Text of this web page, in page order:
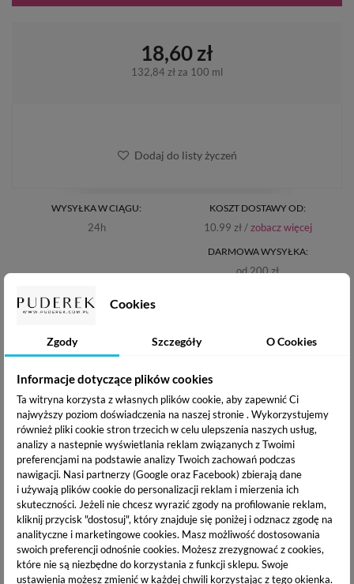
Cookies
Zgody Szczegóły O Cookies
Informacje dotyczące plików cookies
Ta witryna korzysta z własnych plików cookie, aby zapewnić Ci
najwyższy poziom doświadczenia na naszej stronie . Wykorzystujemy
również pliki cookie stron trzecich w celu ulepszenia naszych usług,
analizy a nastepnie wyświetlania reklam związanych z Twoimi
preferencjami na podstawie analizy Twoich zachowań podczas
nawigacji. Nasi partnerzy (Google oraz Facebook) zbierają dane
i używają plików cookie do personalizacji reklam i mierzenia ich
skuteczności. Jeżeli nie chcesz wyrazić zgody na profilowanie reklam,
kliknij przycisk "dostosuj", który znajduje się poniżej i odznacz zgodę na
analityczne i marketingowe cookies. Masz możliwość dostosowania
swoich preferencji odnośnie cookies. Możesz zrezygnować z cookies,
które nie są niezbędne do korzystania z funkcji sklepu. Swoje
ustawienia możesz zmienić w każdej chwili korzystając z tego okienka.
WYSYŁKA W CIĄGU:
24h
KOSZT DOSTAWY OD:
10.99 zł /zobacz więcej
DARMOWA WYSYŁKA:
od 200 zł
18,60 zł
132,84 złza 100 ml
Dodaj do listy życzeń
OPIS PRODUKTU
Seche II Rebuildto odżywka wzmacniająca słabe, cienkie,
miękkie i rozdwajające się paznokcie. Zawarte w
proteiny spajają warstwy płytki paznokcia, wzmacniając ją i
uelastyczniają. Z każdą kolejną aplikacją paznokcie stają się
mocniejsze i bardziej wytrzymałe.
Sposób użycia: odżywka można stosować samodzielnie lub
jako lakier podkładowy. Stosując samodzielnie, aplikuj Seche
Rebuild codziennie przez cztery kolejne dni, dokładając
kolejne warstwy odżywki. Po upływie tego czasu zmyj